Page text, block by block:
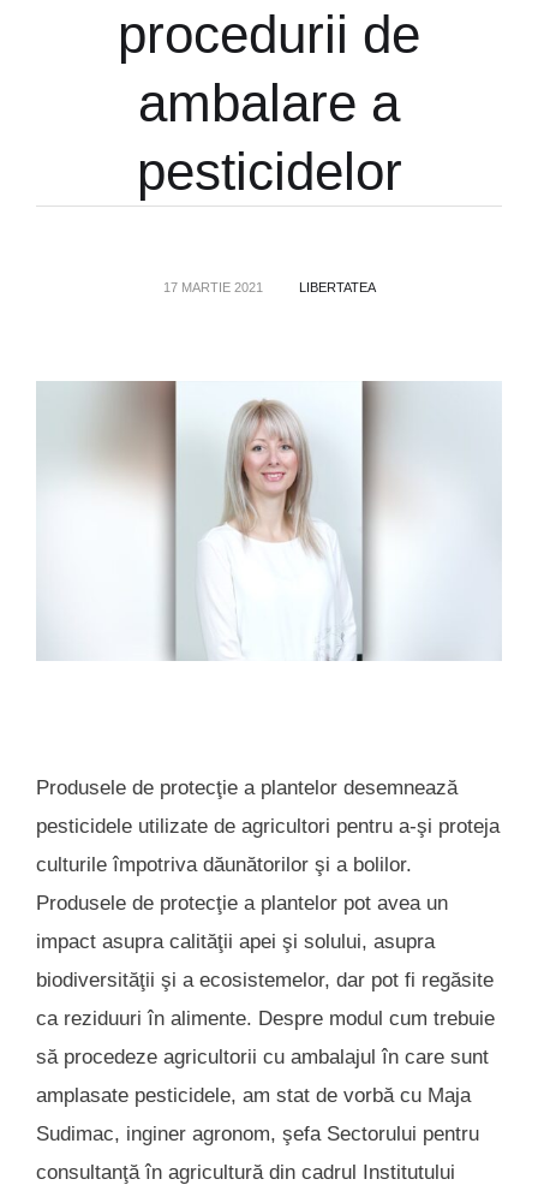
procedurii de
ambalare a
pesticidelor
17 MARTIE 2021 LIBERTATEA
Produsele de protecţie a plantelor desemnează
pesticidele utilizate de agricultori pentru a-şi proteja
culturile împotriva dăunătorilor şi a bolilor.
Produsele de protecţie a plantelor pot avea un
impact asupra calităţii apei şi solului, asupra
biodiversităţii şi a ecosistemelor, dar pot fi regăsite
ca reziduuri în alimente. Despre modul cum trebuie
să procedeze agricultorii cu ambalajul în care sunt
amplasate pesticidele, am stat de vorbă cu Maja
Sudimac, inginer agronom, şefa Sectorului pentru
consultanţă în agricultură din cadrul Institutului